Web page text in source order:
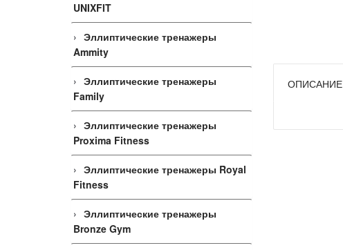
UNIXFIT
Эллиптические тренажеры
Ammity
Эллиптические тренажеры
Family
Эллиптические тренажеры
Proxima Fitness
Эллиптические тренажеры Royal
Fitness
Эллиптические тренажеры
Bronze Gym
ОПИСАНИЕ